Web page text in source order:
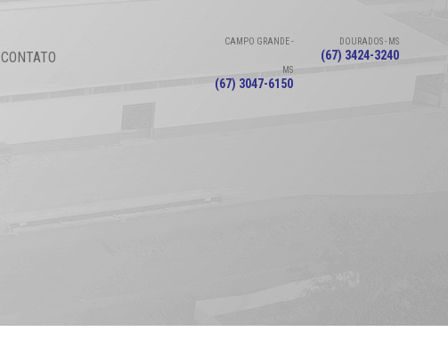
CONTATO
CAMPO GRANDE -
MS
(67) 3047-6150
DOURADOS - MS
(67) 3424-3240